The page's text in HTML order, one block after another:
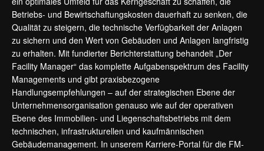
Betriebs- und Bewirtschaftungskosten dauerhaft zu senken, die
Qualität zu steigern, die technische Verfügbarkeit der Anlagen
zu sichern und den Wert von Gebäuden und Anlagen langfristig
zu erhalten. Mit fundierter Berichterstattung behandelt „Der
Facility Manager“ das komplette Aufgabenspektrum des Facility
Managements und gibt praxisbezogene
Handlungsempfehlungen – auf der strategischen Ebene der
Unternehmensorganisation genauso wie auf der operativen
Ebene des Immobilien- und Liegenschaftsbetriebs mit dem
technischen, infrastrukturellen und kaufmännischen
Gebäudemanagement. In unserem Karriere-Portal für die FM-